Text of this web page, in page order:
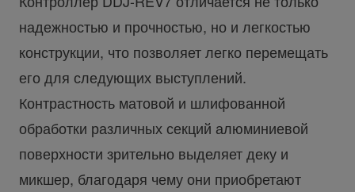
надежностью и прочностью, но и легкостью
конструкции, что позволяет легко перемещать
его для следующих выступлений.
Контрастность матовой и шлифованной
обработки различных секций алюминиевой
поверхности зрительно выделяет деку и
микшер, благодаря чему они приобретают